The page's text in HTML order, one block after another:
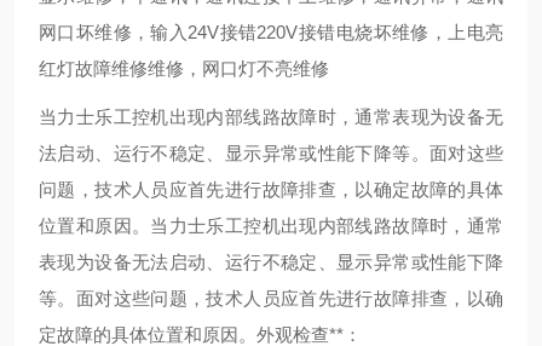
网口坏维修，输入24V接错220V接错电烧坏维修，上电亮
红灯故障维修维修，网口灯不亮维修
当力士乐工控机出现内部线路故障时，通常表现为设备无
法启动、运行不稳定、显示异常或性能下降等。面对这些
问题，技术人员应首先进行故障排查，以确定故障的具体
位置和原因。 当力士乐工控机出现内部线路故障时，通常
表现为设备无法启动、运行不稳定、显示异常或性能下降
等。面对这些问题，技术人员应首先进行故障排查，以确
定故障的具体位置和原因。 外观检查**：